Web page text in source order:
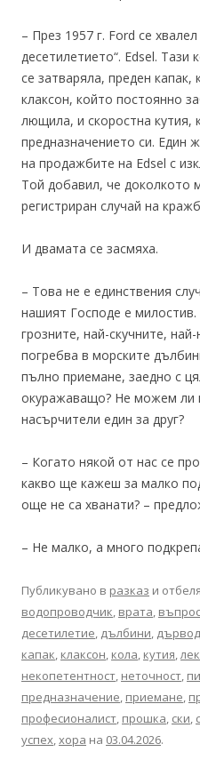
– През 1957 г. Ford се
десетилетието“. Edsel.
се затваряла, преден капак,
клаксон, който постоянно
лющила, и скоростна кутия,
предназначението си. Един
на продажбите на Edsel с
Той добавил, че доколкото
регистриран случай на
И двамата се засмяха.
– Това не е единствения
нашият Господе е
грозните, най-скучните,
погребва в морските
пълно приемане, заедно с
окуражаващо? Не можем ли
насърчители един за друг?
– Когато някой от нас се
какво ще кажеш за малко
още не са хванати? –
– Не малко, а много
Публикувано в разказ и
водопроводчик, врата, въпрос
десетилетие, дълбини,
капак, клаксон, кола, кутия,
некопетентност, неточност,
предназначение, приемане,
професионалист, прошка, ски,
успех,хора на 03.04.2026.